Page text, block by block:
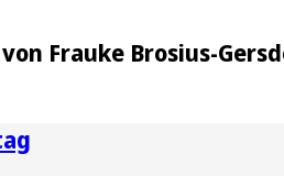
Frauke Brosius-